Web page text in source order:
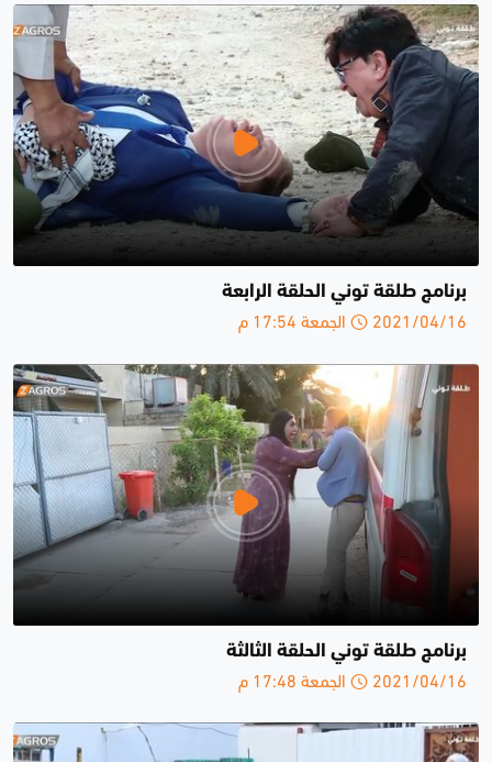
برنامج طلقة توني الحلقة الرابعة
2021/04/16 الجمعة 17:54 م
برنامج طلقة توني الحلقة الثالثة
2021/04/16 الجمعة 17:48 م